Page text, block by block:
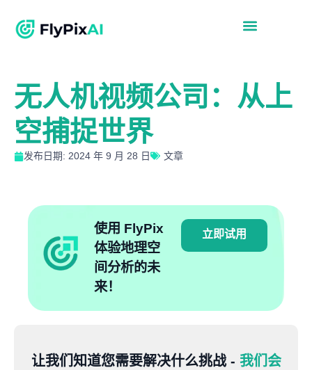
无人机视频公司：从上
空捕捉世界
发布日期: 2024 年 9 月 28 日 文章
使用 FlyPix
体验地理空
间分析的未
来！
立即试用
让我们知道您需要解决什么挑战 - 我们会